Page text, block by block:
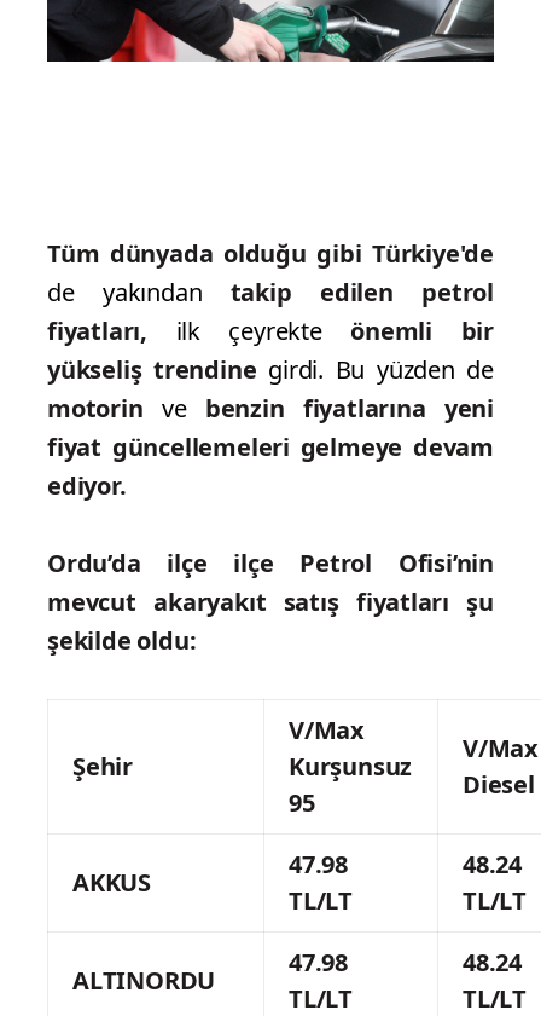
Tüm dünyada olduğu gibi Türkiye'de
de yakından takip edilen petrol
fiyatları, ilk çeyrekte önemli bir
yükseliş trendine girdi. Bu yüzden de
motorin ve benzin fiyatlarına yeni
fiyat güncellemeleri gelmeye devam
ediyor.
Ordu’da ilçe ilçe Petrol Ofisi’nin
mevcut akaryakıt satış fiyatları şu
şekilde oldu:
Şehir
V/Max
Kurşunsuz
95
V/Max
Diesel
AKKUS
47.98
TL/LT
48.24
TL/LT
ALTINORDU
47.98
TL/LT
48.24
TL/LT